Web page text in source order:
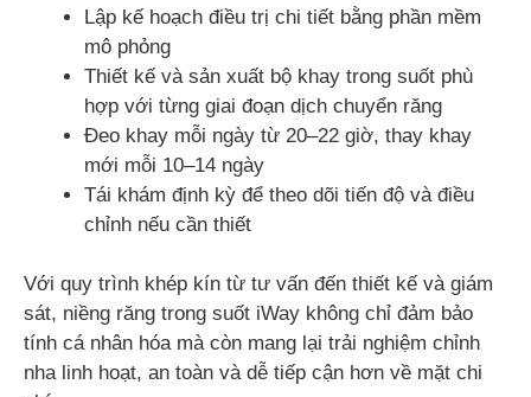
Lập kế hoạch điều trị chi tiết bằng phần mềm
mô phỏng
Thiết kế và sản xuất bộ khay trong suốt phù
hợp với từng giai đoạn dịch chuyển răng
Đeo khay mỗi ngày từ 20–22 giờ, thay khay
mới mỗi 10–14 ngày
Tái khám định kỳ để theo dõi tiến độ và điều
chỉnh nếu cần thiết
Với quy trình khép kín từ tư vấn đến thiết kế và giám
sát, niềng răng trong suốt iWay không chỉ đảm bảo
tính cá nhân hóa mà còn mang lại trải nghiệm chỉnh
nha linh hoạt, an toàn và dễ tiếp cận hơn về mặt chi